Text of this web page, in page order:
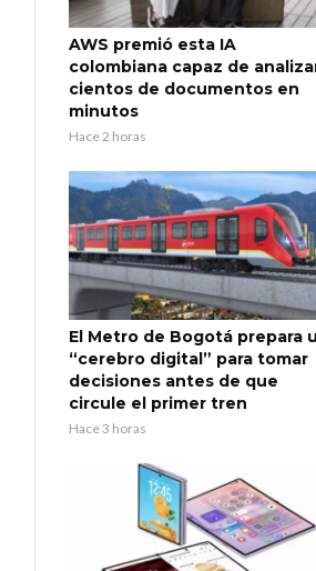
AWS premió esta IA
colombiana capaz de
cientos de documentos en
minutos
Hace 2 horas
El Metro de Bogotá prepara
“cerebro digital” para tomar
decisiones antes de que
circule el primer tren
Hace 3 horas